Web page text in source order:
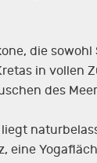
die
in vollen
des
eine